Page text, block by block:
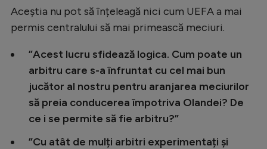
Aceștia nu pot să înțeleagă nici cum UEFA a mai
permis centralului să mai primească meciuri.
”Acest lucru sfidează logica. Cum poate un
arbitru care s-a înfruntat cu cel mai bun
jucător al nostru pentru aranjarea meciurilor
să preia conducerea împotriva Olandei? De
ce i se permite să fie arbitru?”
”Cu atât de mulți arbitri experimentați și